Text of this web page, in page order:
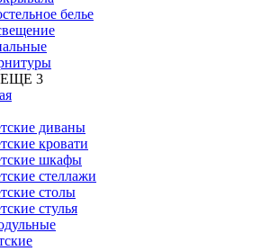
белье
3
диваны
кровати
шкафы
стеллажи
столы
стулья